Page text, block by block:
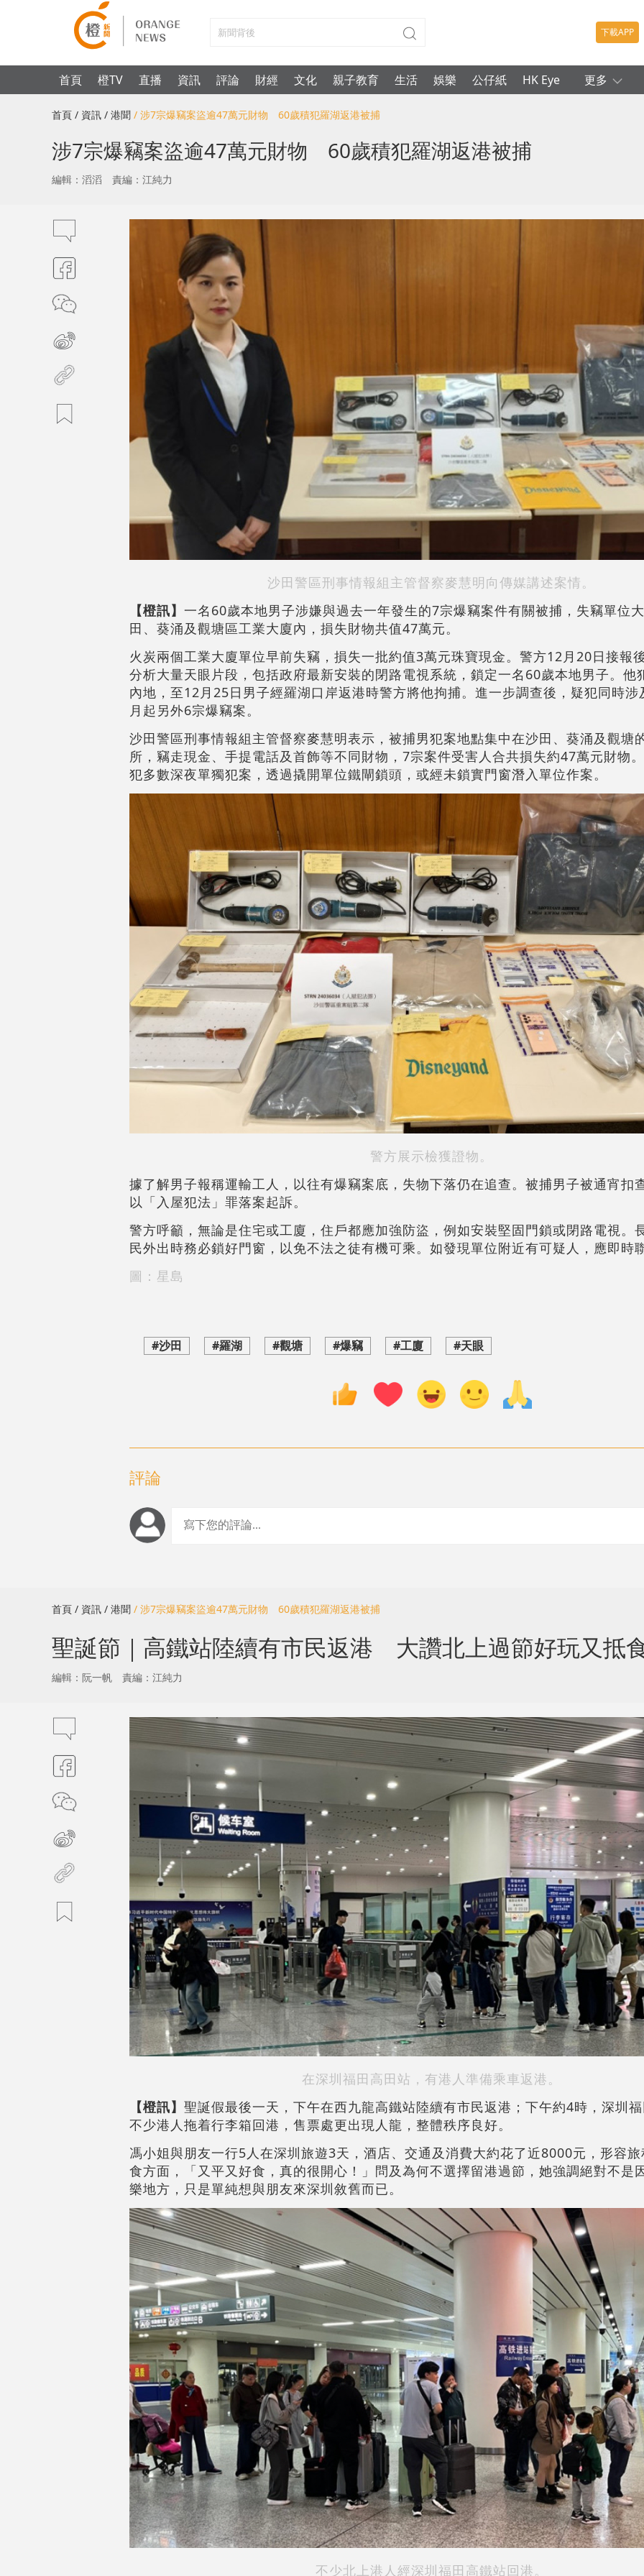
下載APP
首頁 橙TV 直播 資訊 評論 財經 文化 親子教育 生活 娛樂 公仔紙 HK Eye 更多
首頁 / 資訊 / 港聞 / 涉7宗爆竊案盜逾47萬元財物 60歲積犯羅湖返港被捕
涉7宗爆竊案盜逾47萬元財物 60歲積犯羅湖返港被捕
編輯：滔滔 責編：江純力
沙田警區刑事情報組主管督察麥慧明向傳媒講述案情。
【橙訊】 一名60歲本地男子涉嫌與過去一年發生的7宗爆竊案件有關被捕，失竊單位
田、葵涌及觀塘區工業大廈內，損失財物共值47萬元。
火炭兩個工業大廈單位早前失竊，損失一批約值3萬元珠寶現金。警方12月20日接報
分析大量天眼片段，包括政府最新安裝的閉路電視系統，鎖定一名60歲本地男子。他
內地，至12月25日男子經羅湖口岸返港時警方將他拘捕。進一步調查後，疑犯同時
月起另外6宗爆竊案。
沙田警區刑事情報組主管督察麥慧明表示，被捕男犯案地點集中在沙田、葵涌及觀塘
所，竊走現金、手提電話及首飾等不同財物，7宗案件受害人合共損失約47萬元財物
犯多數深夜單獨犯案，透過撬開單位鐵閘鎖頭，或經未鎖實門窗潛入單位作案。
警方展示檢獲證物。
據了解男子報稱運輸工人，以往有爆竊案底，失物下落仍在追查。被捕男子被通宵扣
以「入屋犯法」罪落案起訴。
警方呼籲，無論是住宅或工廈，住戶都應加強防盜，例如安裝堅固門鎖或閉路電視。
民外出時務必鎖好門窗，以免不法之徒有機可乘。如發現單位附近有可疑人，應即時
圖：星島
#沙田 #羅湖 #觀塘 #爆竊 #工廈 #天眼
評論
首頁 / 資訊 / 港聞 / 涉7宗爆竊案盜逾47萬元財物 60歲積犯羅湖返港被捕
聖誕節｜高鐵站陸續有市民返港 大讚北上過節好玩又抵
編輯：阮一帆 責編：江純力
在深圳福田高田站，有港人準備乘車返港。
【橙訊】 聖誕假最後一天，下午在西九龍高鐵站陸續有市民返港；下午約4時，深圳
不少港人拖着行李箱回港，售票處更出現人龍，整體秩序良好。
馮小姐與朋友一行5人在深圳旅遊3天，酒店、交通及消費大約花了近8000元，形容
食方面，「又平又好食，真的很開心！」問及為何不選擇留港過節，她強調絕對不是
樂地方，只是單純想與朋友來深圳敘舊而已。
不少北上港人經深圳福田高鐵站回港。